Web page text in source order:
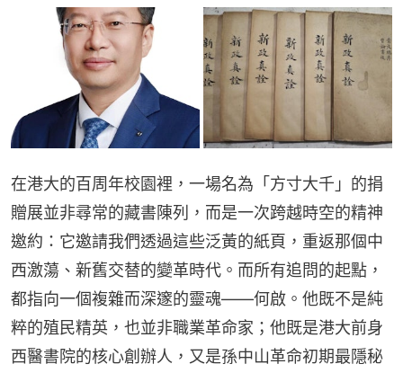
在港大的百周年校園裡，一場名為「方寸大千」的捐
贈展並非尋常的藏書陳列，而是一次跨越時空的精神
邀約：它邀請我們透過這些泛黃的紙頁，重返那個中
西激蕩、新舊交替的變革時代。而所有追問的起點，
都指向一個複雜而深邃的靈魂——何啟。他既不是純
粹的殖民精英，也並非職業革命家；他既是港大前身
西醫書院的核心創辦人，又是孫中山革命初期最隱秘